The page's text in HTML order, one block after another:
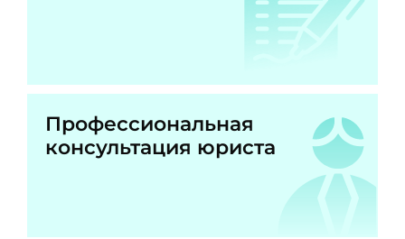
Профессиональная
консультация юриста